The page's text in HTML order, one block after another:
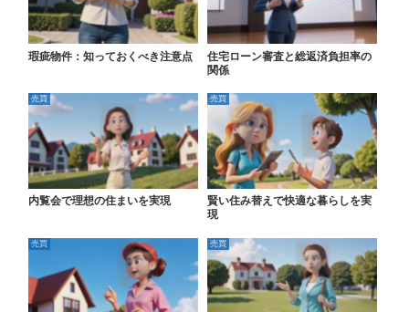
瑕疵物件：知っておくべき注意点
住宅ローン審査と総返済負担率の
関係
売買
内覧会で理想の住まいを実現
売買
賢い住み替えで快適な暮らしを実
現
売買 売買